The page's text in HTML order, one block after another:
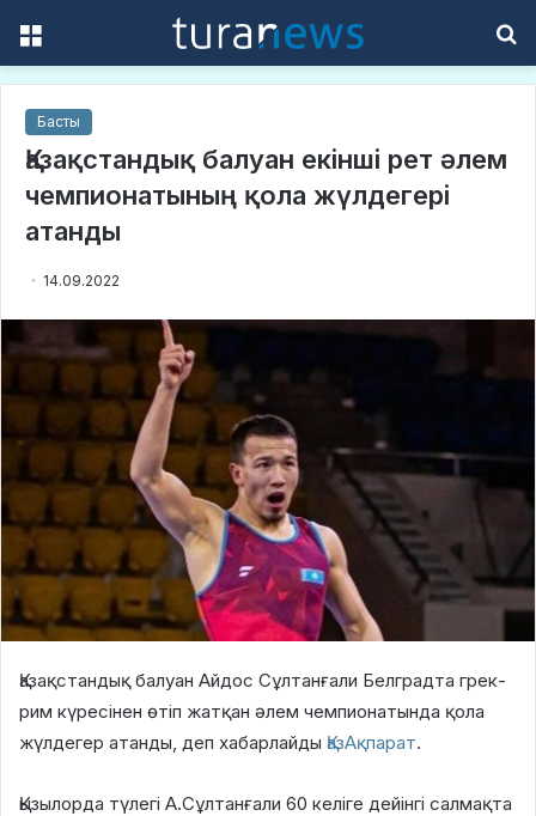
Басты
Қазақстандық балуан екінші рет әлем
чемпионатының қола жүлдегері
атанды
14.09.2022
Қазақстандық балуан Айдос Сұлтанғали Белградта грек-
рим күресінен өтіп жатқан әлем чемпионатында қола
жүлдегер атанды, деп хабарлайды ҚазАқпарат.
Қызылорда түлегі А.Сұлтанғали 60 келіге дейінгі салмақта